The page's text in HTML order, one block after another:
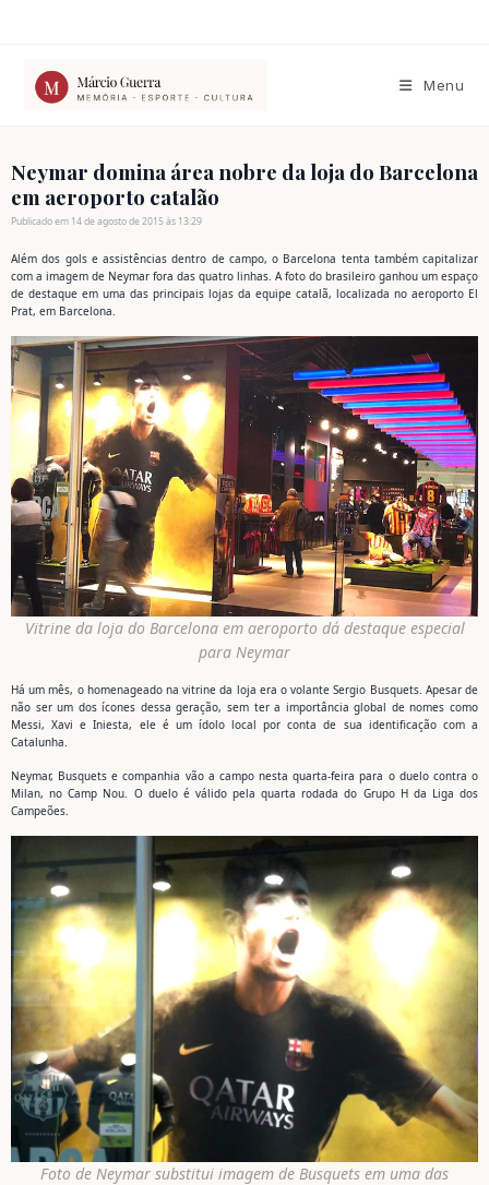
conteúdo
Menu
Neymar domina área nobre da loja do Barcelona
em aeroporto catalão
Publicado em 14 de agosto de 2015 às 13:29
Além dos gols e assistências dentro de campo, o Barcelona tenta também capitalizar
com a imagem de Neymar fora das quatro linhas. A foto do brasileiro ganhou um espaço
de destaque em uma das principais lojas da equipe catalã, localizada no aeroporto El
Prat, em Barcelona.
Vitrine da loja do Barcelona em aeroporto dá destaque especial
para Neymar
Há um mês, o homenageado na vitrine da loja era o volante Sergio Busquets. Apesar de
não ser um dos ícones dessa geração, sem ter a importância global de nomes como
Messi, Xavi e Iniesta, ele é um ídolo local por conta de sua identificação com a
Catalunha.
Neymar, Busquets e companhia vão a campo nesta quarta-feira para o duelo contra o
Milan, no Camp Nou. O duelo é válido pela quarta rodada do Grupo H da Liga dos
Campeões.
Foto de Neymar substitui imagem de Busquets em uma das